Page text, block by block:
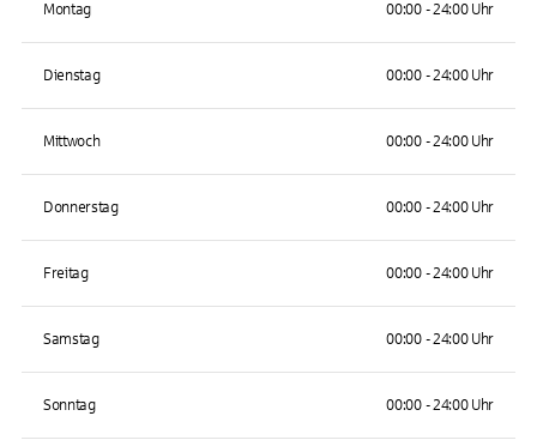
Montag 00:00 - 24:00 Uhr
Dienstag 00:00 - 24:00 Uhr
Mittwoch 00:00 - 24:00 Uhr
Donnerstag 00:00 - 24:00 Uhr
Freitag 00:00 - 24:00 Uhr
Samstag 00:00 - 24:00 Uhr
Sonntag 00:00 - 24:00 Uhr